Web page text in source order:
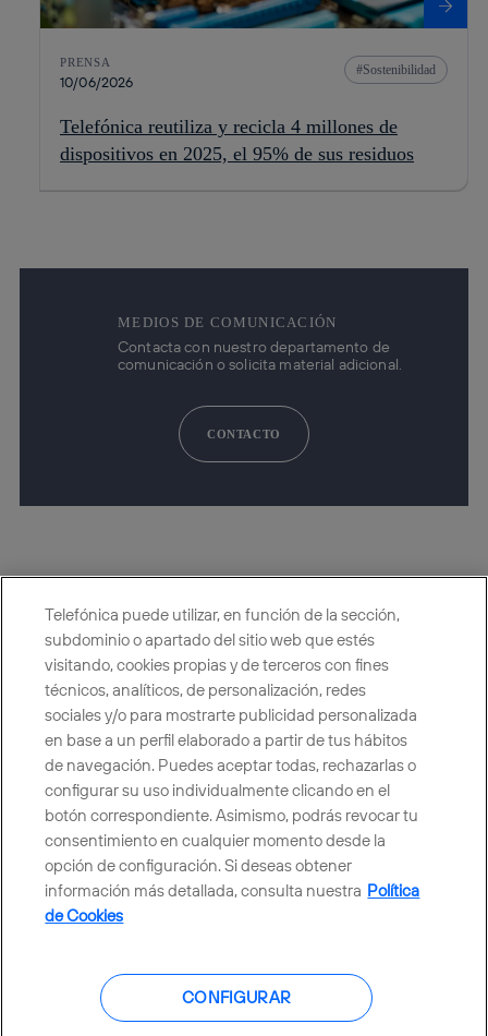
PRENSA
10/06/2026
Sostenibilidad
Telefónica reutiliza y recicla 4 millones de
dispositivos en 2025, el 95% de sus residuos
MEDIOS DE COMUNICACIÓN
Contacta con nuestro departamento de
comunicación o solicita material adicional.
CONTACTO
Ofrecer la mejor experiencia
digital a nuestros clientes.
facebook linkedin twitter instagram
Telefónica puede utilizar, en función de la sección,
subdominio o apartado del sitio web que estés
visitando, cookies propias y de terceros con fines
técnicos, analíticos, de personalización, redes
sociales y/o para mostrarte publicidad personalizada
en base a un perfil elaborado a partir de tus hábitos
de navegación. Puedes aceptar todas, rechazarlas o
configurar su uso individualmente clicando en el
botón correspondiente. Asimismo, podrás revocar tu
consentimiento en cualquier momento desde la
opción de configuración. Si deseas obtener
información más detallada, consulta nuestra Política
de Cookies
CONFIGURAR